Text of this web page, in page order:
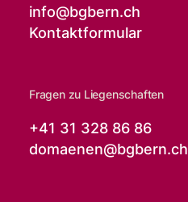
info@bgbern.ch
Kontaktformular
Fragen zu Liegenschaften
+41 31 328 86 86
domaenen@bgbern.ch